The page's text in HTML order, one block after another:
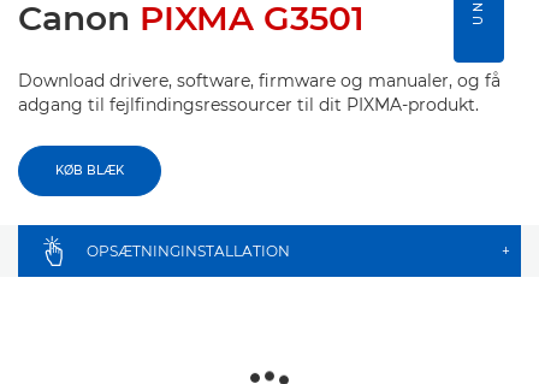
Canon PIXMA G3501
Download drivere, software, firmware og manualer, og få
adgang til fejlfindingsressourcer til dit PIXMA-produkt.
KØB BLÆK
OPSÆTNINGINSTALLATION +